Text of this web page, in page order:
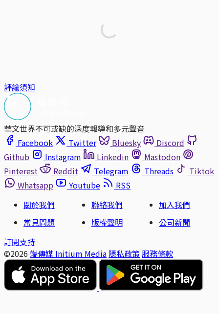
評論須知
華文世界不可或缺的深度報導和多元聲音
Facebook
Twitter Bluesky
Discord
Github
Instagram Linkedin
Mastodon
Pinterest
Reddit Telegram Threads
Tiktok
Whatsapp
Youtube
RSS
關於我們
聯絡我們
加入我們
常見問題
版權聲明
公司新聞
訂閱支持
©2026 端傳媒 Initium Media 隱私政策 服務條款